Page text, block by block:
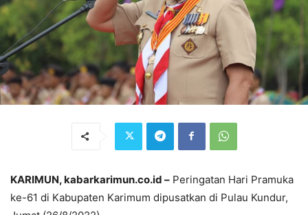
KARIMUN, kabarkarimun.co.id – Peringatan Hari Pramuka
ke-61 di Kabupaten Karimum dipusatkan di Pulau Kundur,